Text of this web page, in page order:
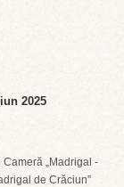
2025
„Madrigal -
de Crăciun”